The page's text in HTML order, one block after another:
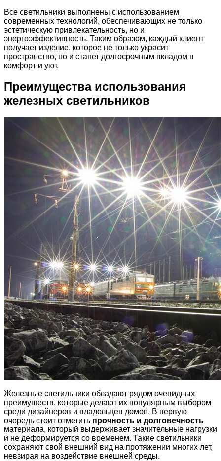
Все светильники выполнены с использованием
современных технологий, обеспечивающих не только
эстетическую привлекательность, но и
энергоэффективность. Таким образом, каждый клиент
получает изделие, которое не только украсит
пространство, но и станет долгосрочным вкладом в
комфорт и уют.
Преимущества использования
железных светильников
Железные светильники обладают рядом очевидных
преимуществ, которые делают их популярным выбором
среди дизайнеров и владельцев домов. В первую
очередь стоит отметить прочность и долговечность
материала, который выдерживает значительные нагрузки
и не деформируется со временем. Такие светильники
сохраняют свой внешний вид на протяжении многих лет,
невзирая на воздействие внешней среды.